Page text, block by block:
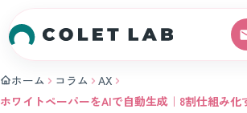
ホーム コラム
AX
ホワイトペーパーをAIで自動生成｜8割仕組み化